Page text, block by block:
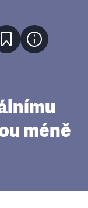
méně